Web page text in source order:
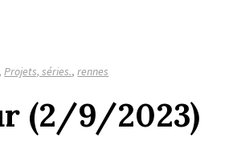
Projets, séries.,rennes
(2/9/2023)